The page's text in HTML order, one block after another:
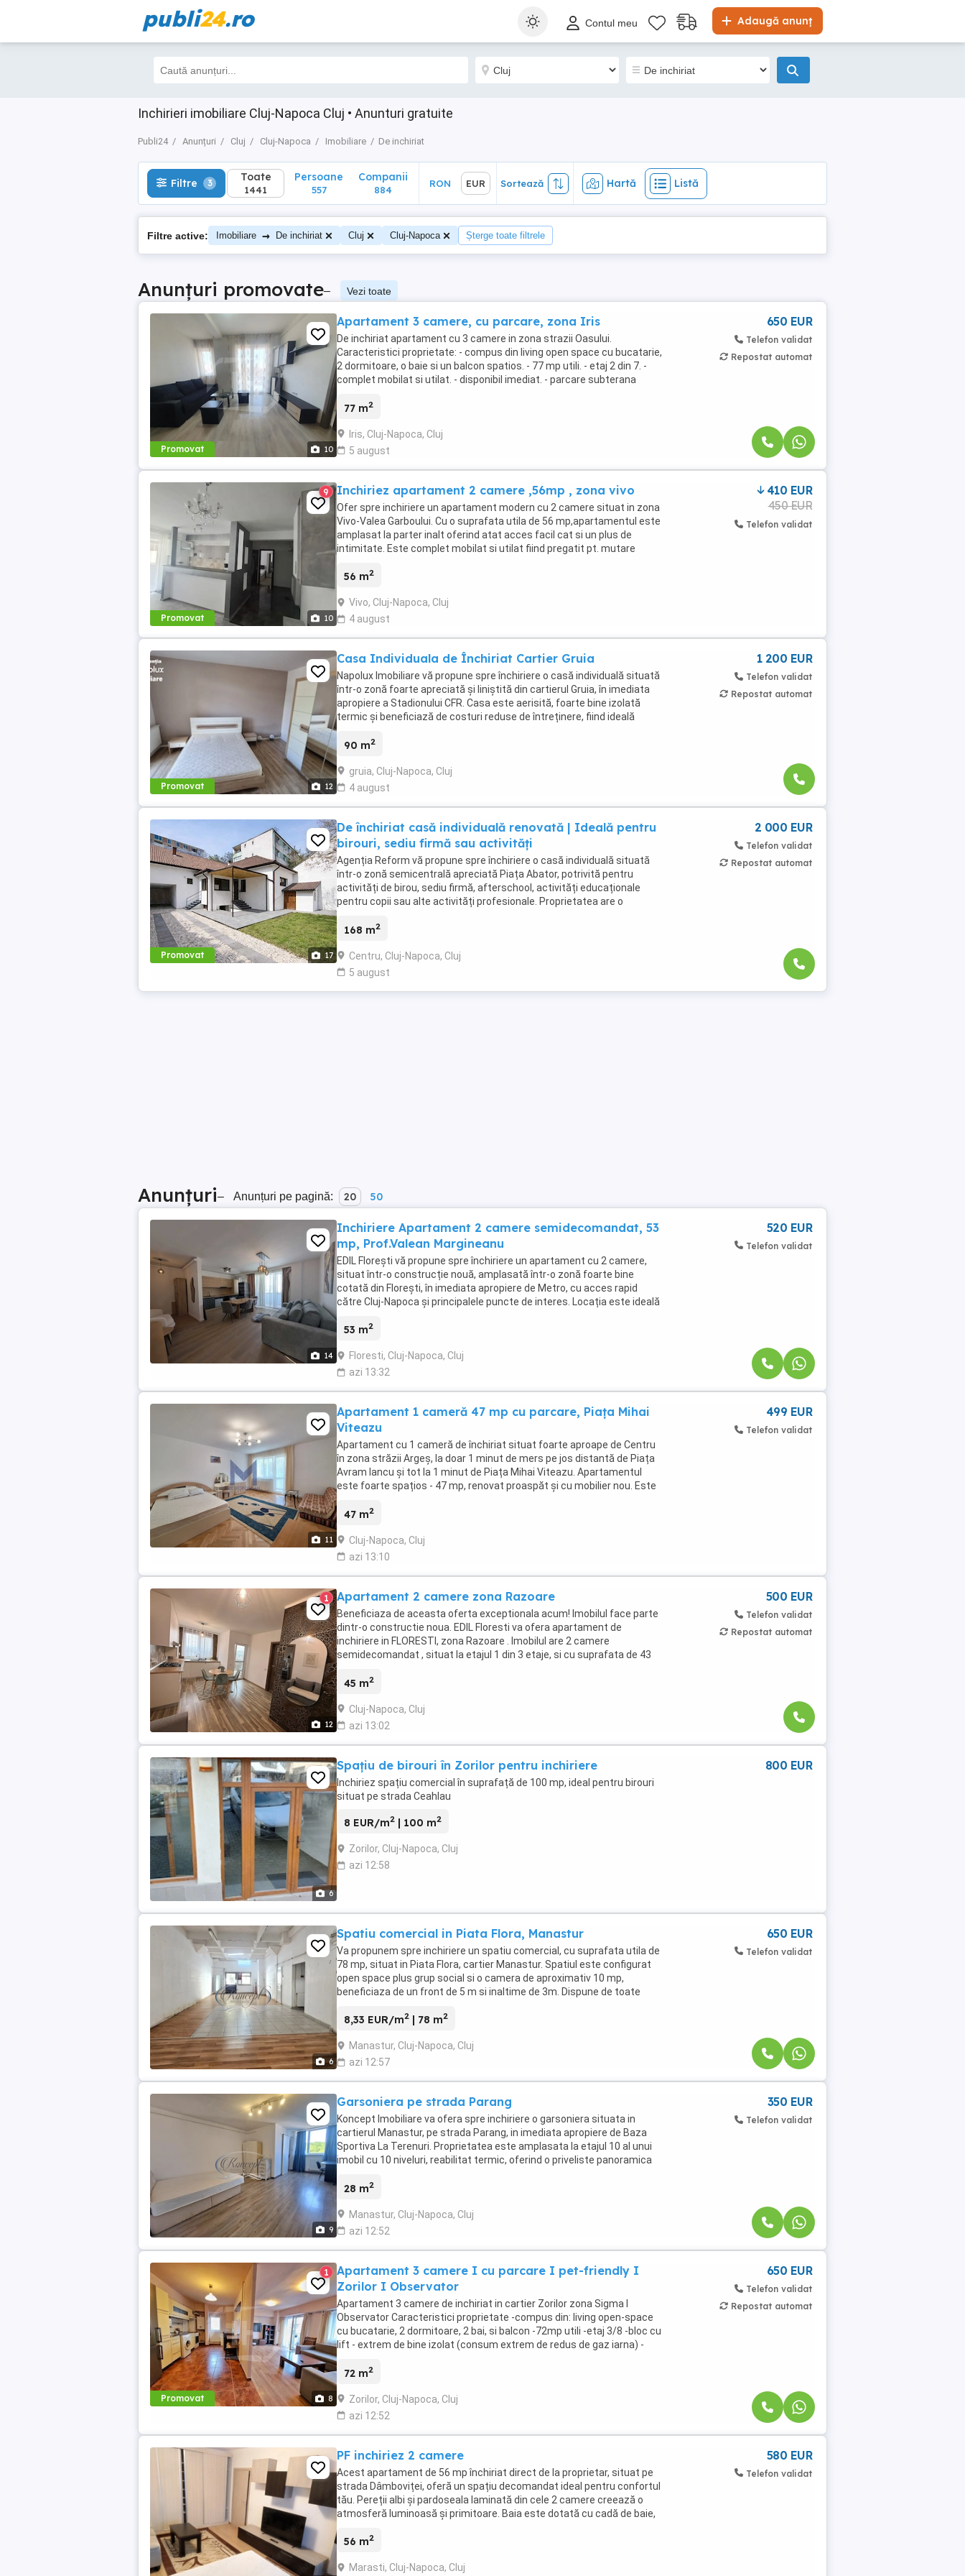
publi24.ro Adaugă anunț
Contul meu
Inchirieri imobiliare Cluj-Napoca Cluj • Anunturi gratuite
Publi24 Anunțuri Cluj Cluj-Napoca Imobiliare De inchiriat
Filtre 3 Toate
1441
Sortează Hartă Listă
Filtre 3 Toate
1441
Persoane
557
Companii
884
RON EUR Sortează Hartă Listă
Filtre active: Imobiliare → De inchiriat Cluj Cluj-Napoca Șterge toate filtrele
Anunțuri promovate– Vezi toate
Promovat 10
Apartament 3 camere, cu parcare, zona Iris
De inchiriat apartament cu 3 camere in zona strazii Oasului.
Caracteristici proprietate: - compus din living open space cu bucatarie,
2 dormitoare, o baie si un balcon spatios. - 77 mp utili. - etaj 2 din 7. -
complet mobilat si utilat. - disponibil imediat. - parcare subterana
77 m2
Iris, Cluj-Napoca, Cluj
5 august
650 EUR
Telefon validat
Repostat automat
Promovat 10
9 Inchiriez apartament 2 camere ,56mp , zona vivo
Ofer spre inchiriere un apartament modern cu 2 camere situat in zona
Vivo-Valea Garboului. Cu o suprafata utila de 56 mp,apartamentul este
amplasat la parter inalt oferind atat acces facil cat si un plus de
intimitate. Este complet mobilat si utilat fiind pregatit pt. mutare
56 m2
Vivo, Cluj-Napoca, Cluj
4 august
410 EUR
450 EUR
Telefon validat
Promovat 12
Casa Individuala de Închiriat Cartier Gruia
Napolux Imobiliare vă propune spre închiriere o casă individuală situată
într-o zonă foarte apreciată și liniștită din cartierul Gruia, în imediata
apropiere a Stadionului CFR. Casa este aerisită, foarte bine izolată
termic și beneficiază de costuri reduse de întreținere, fiind ideală
90 m2
gruia, Cluj-Napoca, Cluj
4 august
1 200 EUR
Telefon validat
Repostat automat
Promovat 17
De închiriat casă individuală renovată | Ideală pentru
birouri, sediu firmă sau activități
Agenția Reform vă propune spre închiriere o casă individuală situată
într-o zonă semicentrală apreciată Piața Abator, potrivită pentru
activități de birou, sediu firmă, afterschool, activități educaționale
pentru copii sau alte activități profesionale. Proprietatea are o
168 m2
Centru, Cluj-Napoca, Cluj
5 august
2 000 EUR
Telefon validat
Repostat automat
Anunțuri– Anunțuri pe pagină: 20 50
14
Inchiriere Apartament 2 camere semidecomandat, 53
mp, Prof.Valean Margineanu
EDIL Florești vă propune spre închiriere un apartament cu 2 camere,
situat într-o construcție nouă, amplasată într-o zonă foarte bine
cotată din Florești, în imediata apropiere de Metro, cu acces rapid
către Cluj-Napoca și principalele puncte de interes. Locația este ideală
53 m2
Floresti, Cluj-Napoca, Cluj
azi 13:32
520 EUR
Telefon validat
11
Apartament 1 cameră 47 mp cu parcare, Piața Mihai
Viteazu
Apartament cu 1 cameră de închiriat situat foarte aproape de Centru
în zona străzii Argeș, la doar 1 minut de mers pe jos distantă de Piața
Avram Iancu și tot la 1 minut de Piața Mihai Viteazu. Apartamentul
este foarte spațios - 47 mp, renovat proaspăt și cu mobilier nou. Este
47 m2
Cluj-Napoca, Cluj
azi 13:10
499 EUR
Telefon validat
12
1 Apartament 2 camere zona Razoare
Beneficiaza de aceasta oferta exceptionala acum! Imobilul face parte
dintr-o constructie noua. EDIL Floresti va ofera apartament de
inchiriere in FLORESTI, zona Razoare . Imobilul are 2 camere
semidecomandat , situat la etajul 1 din 3 etaje, si cu suprafata de 43
45 m2
Cluj-Napoca, Cluj
azi 13:02
500 EUR
Telefon validat
Repostat automat
6
Spațiu de birouri în Zorilor pentru inchiriere
Inchiriez spațiu comercial în suprafață de 100 mp, ideal pentru birouri
situat pe strada Ceahlau
8 EUR/m2 | 100 m2
Zorilor, Cluj-Napoca, Cluj
azi 12:58
800 EUR
6
Spatiu comercial in Piata Flora, Manastur
Va propunem spre inchiriere un spatiu comercial, cu suprafata utila de
78 mp, situat in Piata Flora, cartier Manastur. Spatiul este configurat
open space plus grup social si o camera de aproximativ 10 mp,
beneficiaza de un front de 5 m si inaltime de 3m. Dispune de toate
8,33 EUR/m2 | 78 m2
Manastur, Cluj-Napoca, Cluj
azi 12:57
650 EUR
Telefon validat
9
Garsoniera pe strada Parang
Koncept Imobiliare va ofera spre inchiriere o garsoniera situata in
cartierul Manastur, pe strada Parang, in imediata apropiere de Baza
Sportiva La Terenuri. Proprietatea este amplasata la etajul 10 al unui
imobil cu 10 niveluri, reabilitat termic, oferind o priveliste panoramica
28 m2
Manastur, Cluj-Napoca, Cluj
azi 12:52
350 EUR
Telefon validat
Promovat 8
1
Apartament 3 camere I cu parcare I pet-friendly I
Zorilor I Observator
Apartament 3 camere de inchiriat in cartier Zorilor zona Sigma I
Observator Caracteristici proprietate -compus din: living open-space
cu bucatarie, 2 dormitoare, 2 bai, si balcon -72mp utili -etaj 3/8 -bloc cu
lift - extrem de bine izolat (consum extrem de redus de gaz iarna) -
72 m2
Zorilor, Cluj-Napoca, Cluj
azi 12:52
650 EUR
Telefon validat
Repostat automat
PF inchiriez 2 camere
Acest apartament de 56 mp închiriat direct de la proprietar, situat pe
strada Dâmboviței, oferă un spațiu decomandat ideal pentru confortul
tău. Pereții albi și pardoseala laminată din cele 2 camere creează o
atmosferă luminoasă și primitoare. Baia este dotată cu cadă de baie,
56 m2
Marasti, Cluj-Napoca, Cluj
580 EUR
Telefon validat